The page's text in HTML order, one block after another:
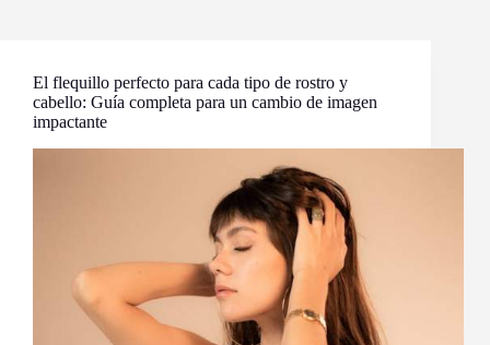
El flequillo perfecto para cada tipo de rostro y
cabello: Guía completa para un cambio de imagen
impactante